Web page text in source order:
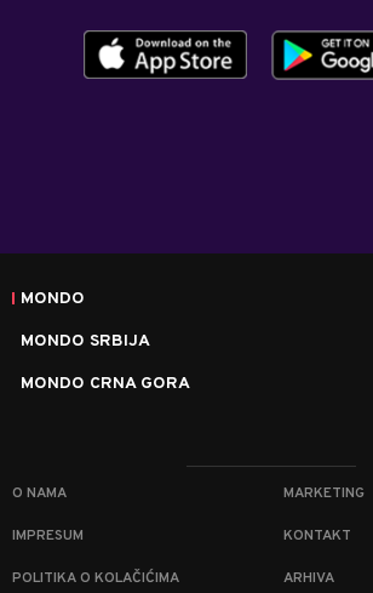
MONDO
MONDO SRBIJA
MONDO CRNA GORA
O NAMA MARKETING
IMPRESUM KONTAKT
POLITIKA O KOLAČIĆIMA ARHIVA